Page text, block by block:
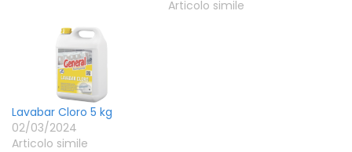
Articolo simile
Lavabar Cloro 5 kg
02/03/2024
Articolo simile